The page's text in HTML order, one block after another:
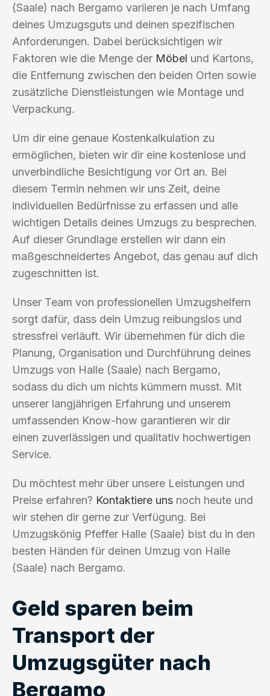
(Saale) nach Bergamo variieren je nach Umfang
deines Umzugsguts und deinen spezifischen
Anforderungen. Dabei berücksichtigen wir
Faktoren wie die Menge der Möbel und Kartons,
die Entfernung zwischen den beiden Orten sowie
zusätzliche Dienstleistungen wie Montage und
Verpackung.
Um dir eine genaue Kostenkalkulation zu
ermöglichen, bieten wir dir eine kostenlose und
unverbindliche Besichtigung vor Ort an. Bei
diesem Termin nehmen wir uns Zeit, deine
individuellen Bedürfnisse zu erfassen und alle
wichtigen Details deines Umzugs zu besprechen.
Auf dieser Grundlage erstellen wir dann ein
maßgeschneidertes Angebot, das genau auf dich
zugeschnitten ist.
Unser Team von professionellen Umzugshelfern
sorgt dafür, dass dein Umzug reibungslos und
stressfrei verläuft. Wir übernehmen für dich die
Planung, Organisation und Durchführung deines
Umzugs von Halle (Saale) nach Bergamo,
sodass du dich um nichts kümmern musst. Mit
unserer langjährigen Erfahrung und unserem
umfassenden Know-how garantieren wir dir
einen zuverlässigen und qualitativ hochwertigen
Service.
Du möchtest mehr über unsere Leistungen und
Preise erfahren? Kontaktiere uns noch heute und
wir stehen dir gerne zur Verfügung. Bei
Umzugskönig Pfeffer Halle (Saale) bist du in den
besten Händen für deinen Umzug von Halle
(Saale) nach Bergamo.
Geld sparen beim
Transport der
Umzugsgüter nach
Bergamo